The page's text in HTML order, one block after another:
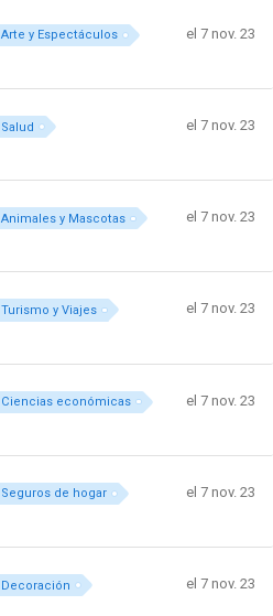
Arte y Espectáculos el 7 nov. 23
Salud el 7 nov. 23
Animales y Mascotas el 7 nov. 23
Turismo y Viajes el 7 nov. 23
Ciencias económicas el 7 nov. 23
Seguros de hogar el 7 nov. 23
Decoración el 7 nov. 23